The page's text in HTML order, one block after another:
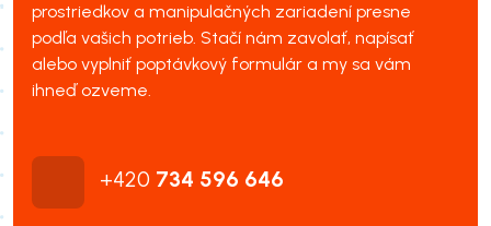
prostriedkov a manipulačných zariadení presne
podľa vašich potrieb. Stačí nám zavolať, napísať
alebo vyplniť poptávkový formulár a my sa vám
ihneď ozveme.
+420 734 596 646